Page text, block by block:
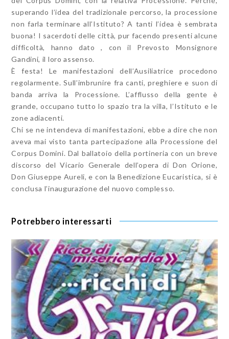
superando l’idea del tradizionale percorso, la processione
non farla terminare all’Istituto? A tanti l’idea è sembrata
buona! I sacerdoti delle città, pur facendo presenti alcune
difficoltà, hanno dato , con il Prevosto Monsignore
Gandini, il loro assenso.
È festa! Le manifestazioni dell’Ausiliatrice procedono
regolarmente. Sull’imbrunire fra canti, preghiere e suon di
banda arriva la Processione. L’afflusso della gente è
grande, occupano tutto lo spazio tra la villa, l’Istituto e le
zone adiacenti.
Chi se ne intendeva di manifestazioni, ebbe a dire che non
aveva mai visto tanta partecipazione alla Processione del
Corpus Domini. Dal ballatoio della portineria con un breve
discorso del Vicario Generale dell’opera di Don Orione,
Don Giuseppe Aureli, e con la Benedizione Eucaristica, si è
conclusa l’inaugurazione del nuovo complesso.
Potrebbero interessarti